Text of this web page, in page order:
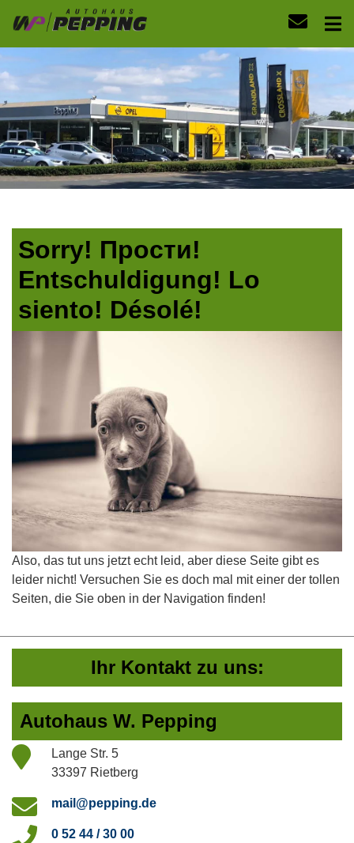
Sorry! Прости!
Entschuldigung! Lo
siento! Désolé!
Also, das tut uns jetzt echt leid, aber diese Seite gibt es
leider nicht! Versuchen Sie es doch mal mit einer der tollen
Seiten, die Sie oben in der Navigation finden!
Ihr Kontakt zu uns:
Autohaus W. Pepping
Lange Str. 5
33397 Rietberg
mail@pepping.de
0 52 44 / 30 00